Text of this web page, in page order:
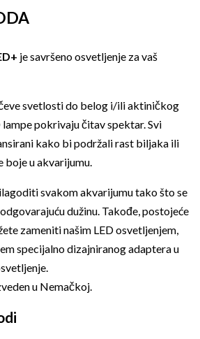
je savršeno osvetljenje za vaš
svetlosti do belog i/ili aktiničkog
lampe pokrivaju čitav spektar. Svi
kako bi podržali rast biljaka ili
u akvarijumu.
svakom akvarijumu tako što se
dužinu. Takođe, postojeće
zameniti našim LED osvetljenjem,
specijalno dizajniranog adaptera u
u Nemačkoj.